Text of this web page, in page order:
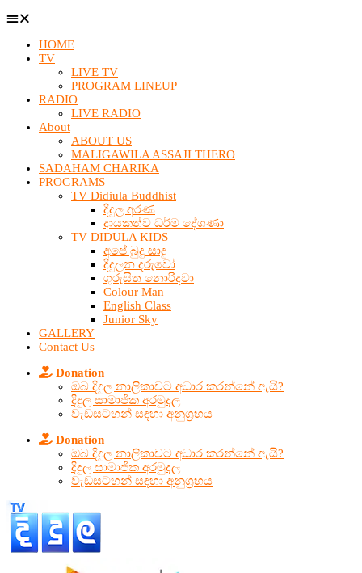
HOME
TV
LIVE TV
PROGRAM LINEUP
RADIO
LIVE RADIO
About
ABOUT US
MALIGAWILA ASSAJI THERO
SADAHAM CHARIKA
PROGRAMS
TV Didiula Buddhist
දිදුල අරණ
දායකත්ව ධර්ම දේශණා
TV DIDULA KIDS
අපේ බුදු සාදු
දිදුලන දරුවෝ
ගුරුසිත නොරිදවා
Colour Man
English Class
Junior Sky
GALLERY
Contact Us
Donation
ඔබ දිදුල නාලිකාවට අධාර කරන්නේ ඇයි?
දිදුල සාමාජික අරමුදල
වැඩසටහන් සඳහා අනුග්‍රහය
Donation
ඔබ දිදුල නාලිකාවට අධාර කරන්නේ ඇයි?
දිදුල සාමාජික අරමුදල
වැඩසටහන් සඳහා අනුග්‍රහය